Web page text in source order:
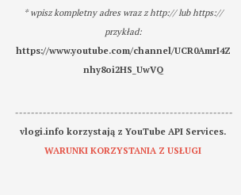
* wpisz kompletny adres wraz z http:// lub https://
przykład:
https://www.youtube.com/channel/UCR0AmrI4Z
nhy8oi2HS_UwVQ
-------------------------------------------------------
vlogi.info korzystają z YouTube API Services.
WARUNKI KORZYSTANIA Z USŁUGI